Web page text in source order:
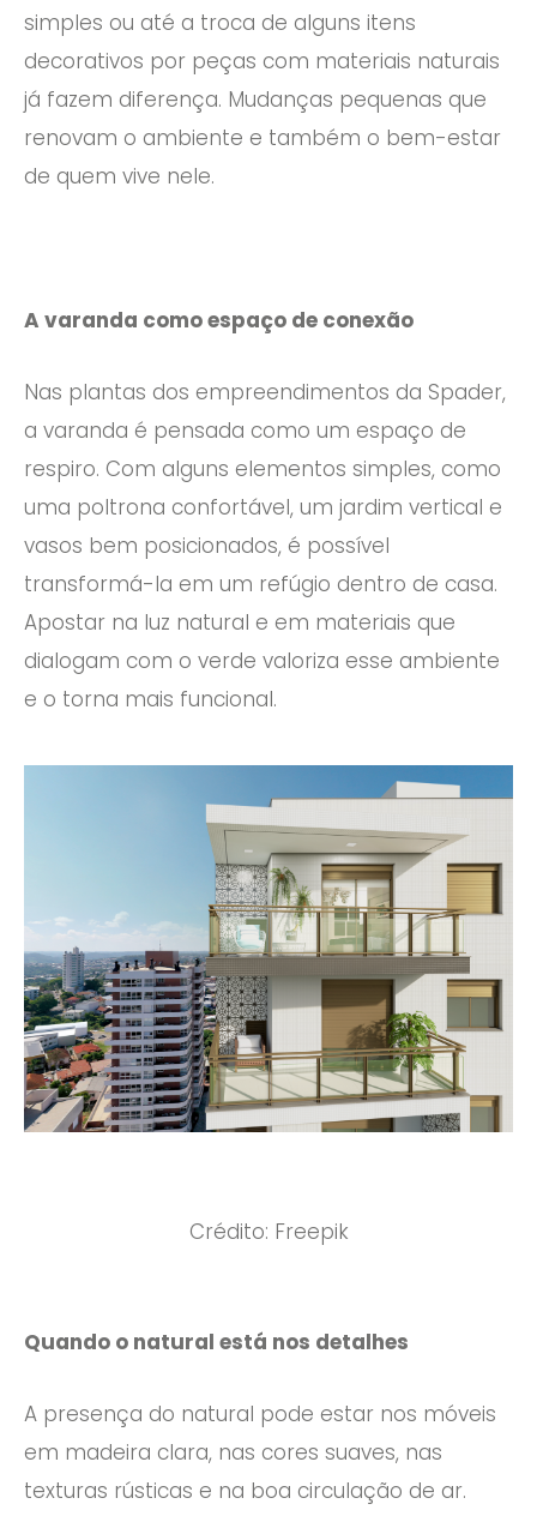
simples ou até a troca de alguns itens
decorativos por peças com materiais naturais
já fazem diferença. Mudanças pequenas que
renovam o ambiente e também o bem-estar
de quem vive nele.
A varanda como espaço de conexão
Nas plantas dos empreendimentos da Spader,
a varanda é pensada como um espaço de
respiro. Com alguns elementos simples, como
uma poltrona confortável, um jardim vertical e
vasos bem posicionados, é possível
transformá-la em um refúgio dentro de casa.
Apostar na luz natural e em materiais que
dialogam com o verde valoriza esse ambiente
e o torna mais funcional.
Crédito: Freepik
Quando o natural está nos detalhes
A presença do natural pode estar nos móveis
em madeira clara, nas cores suaves, nas
texturas rústicas e na boa circulação de ar.